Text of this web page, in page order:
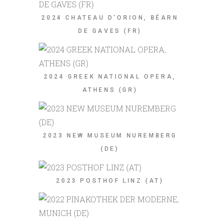
2024 CHATEAU D’ORION, BÉARN
DE GAVES (FR)
2024 GREEK NATIONAL OPERA,
ATHENS (GR)
2023 NEW MUSEUM NUREMBERG
(DE)
2023 POSTHOF LINZ (AT)